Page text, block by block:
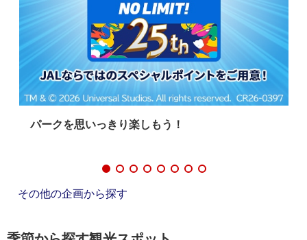
パークを思いっきり楽しもう！
その他の企画から探す